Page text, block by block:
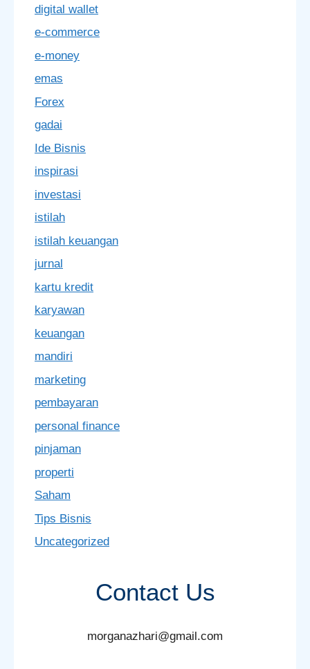
digital wallet
e-commerce
e-money
emas
Forex
gadai
Ide Bisnis
inspirasi
investasi
istilah
istilah keuangan
jurnal
kartu kredit
karyawan
keuangan
mandiri
marketing
pembayaran
personal finance
pinjaman
properti
Saham
Tips Bisnis
Uncategorized
Contact Us
morganazhari@gmail.com